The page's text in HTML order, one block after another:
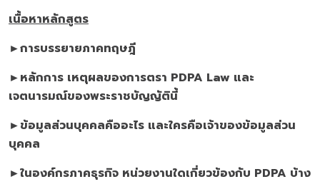
เนื้อหาหลักสูตร
►การบรรยายภาคทฤษฎี
►หลักการ เหตุผลของการตรา PDPA Law และ
เจตนารมณ์ของพระราชบัญญัตินี้
►ข้อมูลส่วนบุคคลคืออะไร และใครคือเจ้าของข้อมูลส่วน
บุคคล
►ในองค์กรภาคธุรกิจ หน่วยงานใดเกี่ยวข้องกับ PDPA บ้าง